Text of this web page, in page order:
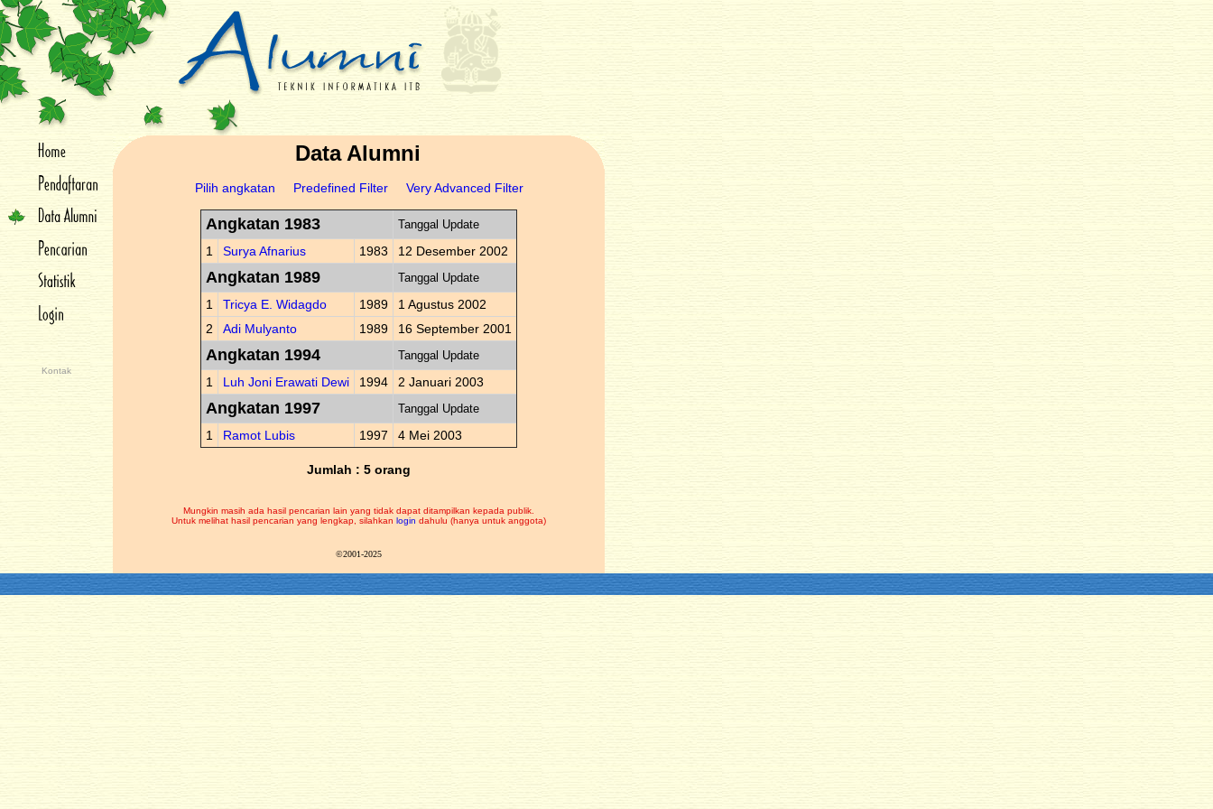
Kontak
Data Alumni
Pilih angkatan Predefined Filter Very Advanced Filter
Angkatan 1983 Tanggal Update
1 Surya Afnarius 1983 12 Desember 2002
Angkatan 1989 Tanggal Update
1 Tricya E. Widagdo 1989
1 Agustus 2002
2
Adi Mulyanto 1989 16 September 2001
Angkatan 1994 Tanggal Update
1 Luh Joni Erawati Dewi 1994 2 Januari 2003
Angkatan 1997 Tanggal Update
1 Ramot Lubis 1997 4 Mei 2003
Jumlah : 5 orang
Mungkin masih ada hasil pencarian lain yang tidak dapat ditampilkan kepada publik.
Untuk melihat hasil pencarian yang lengkap, silahkan login dahulu (hanya untuk anggota)
©2001-2025